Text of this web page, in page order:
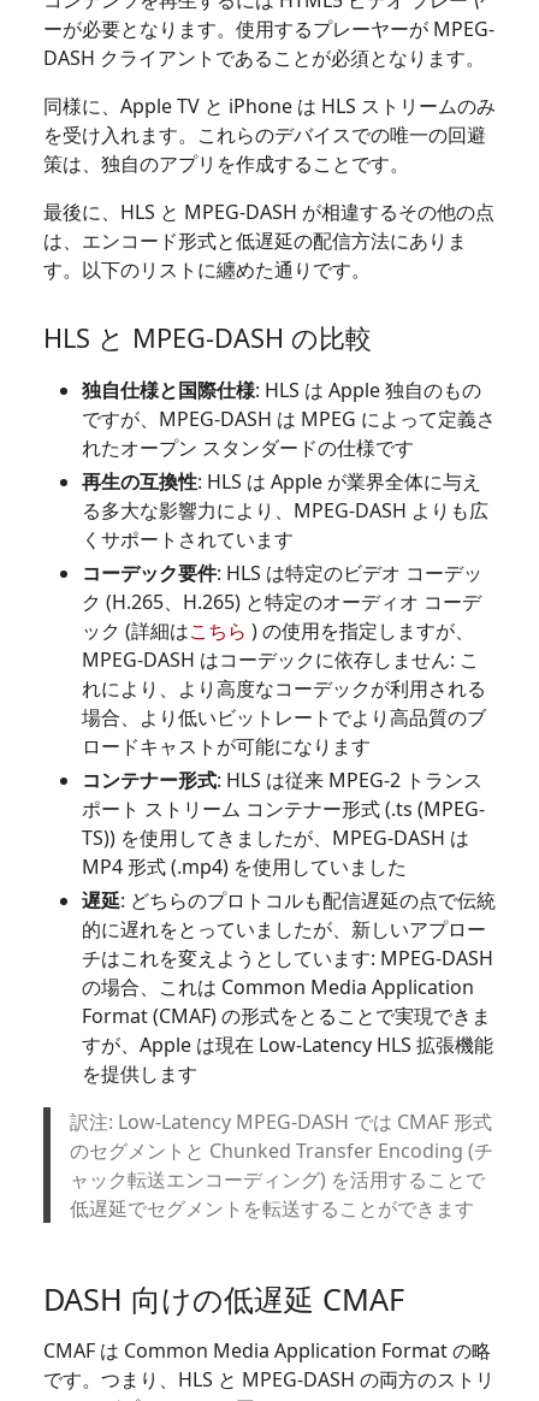
ーが必要となります。使用するプレーヤーが MPEG-
DASH クライアントであることが必須となります。
同様に、Apple TV と iPhone は HLS ストリームのみ
を受け入れます。これらのデバイスでの唯一の回避
策は、独自のアプリを作成することです。
最後に、HLS と MPEG-DASH が相違するその他の点
は、エンコード形式と低遅延の配信方法にありま
す。以下のリストに纏めた通りです。
HLS と MPEG-DASH の比較
独自仕様と国際仕様: HLS は Apple 独自のもの
ですが、MPEG-DASH は MPEG によって定義さ
れたオープン スタンダードの仕様です
再生の互換性: HLS は Apple が業界全体に与え
る多大な影響力により、MPEG-DASH よりも広
くサポートされています
コーデック要件: HLS は特定のビデオ コーデッ
ク (H.265、H.265) と特定のオーディオ コーデ
ック (詳細はこちら ) の使用を指定しますが、
MPEG-DASH はコーデックに依存しません: こ
れにより、より高度なコーデックが利用される
場合、より低いビットレートでより高品質のブ
ロードキャストが可能になります
コンテナー形式: HLS は従来 MPEG-2 トランス
ポート ストリーム コンテナー形式 (.ts (MPEG-
TS)) を使用してきましたが、MPEG-DASH は
MP4 形式 (.mp4) を使用していました
遅延: どちらのプロトコルも配信遅延の点で伝統
的に遅れをとっていましたが、新しいアプロー
チはこれを変えようとしています: MPEG-DASH
の場合、これは Common Media Application
Format (CMAF) の形式をとることで実現できま
すが、Apple は現在 Low-Latency HLS 拡張機能
を提供します
訳注: Low-Latency MPEG-DASH では CMAF 形式
のセグメントと Chunked Transfer Encoding (チ
ャック転送エンコーディング) を活用することで
低遅延でセグメントを転送することができます
DASH 向けの低遅延 CMAF
CMAF は Common Media Application Format の略
です。つまり、HLS と MPEG-DASH の両方のストリ